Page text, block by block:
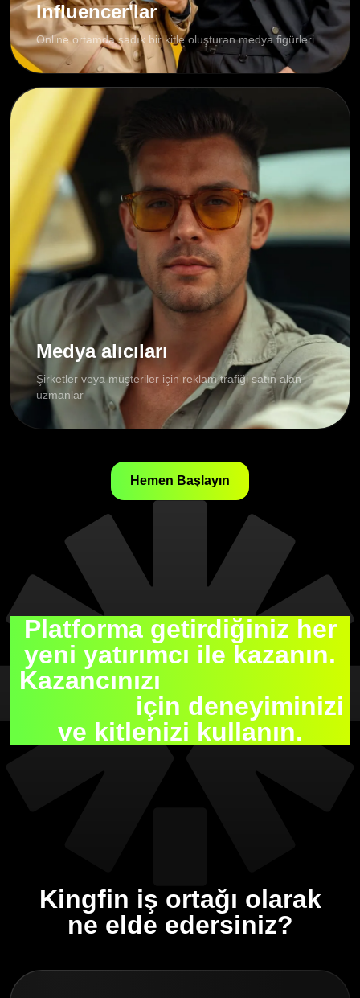
Influencer'lar
Online ortamda sadık bir kitle oluşturan medya figürleri
Medya alıcıları
Şirketler veya müşteriler için reklam trafiği satın alan
uzmanlar
Hemen Başlayın
Platforma getirdiğiniz her
yeni yatırımcı ile kazanın.
Kazancınızı
için deneyiminizi
ve kitlenizi kullanın.
Kingfin iş ortağı olarak
ne elde edersiniz?